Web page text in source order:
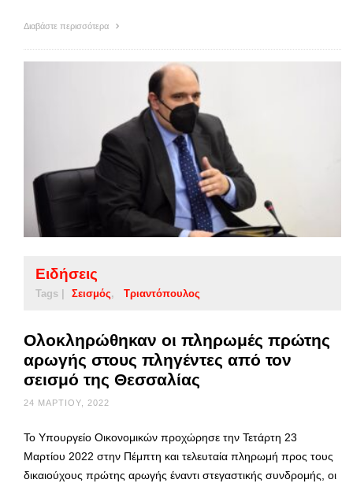
Διαβάστε περισσότερα
Ειδήσεις
Tags | Σεισμός Τριαντόπουλος
Ολοκληρώθηκαν οι πληρωμές πρώτης
αρωγής στους πληγέντες από τον
σεισμό της Θεσσαλίας
24 ΜΑΡΤΊΟΥ, 2022
Το Υπουργείο Οικονομικών προχώρησε την Τετάρτη 23
Μαρτίου 2022 στην Πέμπτη και τελευταία πληρωμή προς τους
δικαιούχους πρώτης αρωγής έναντι στεγαστικής συνδρομής, οι